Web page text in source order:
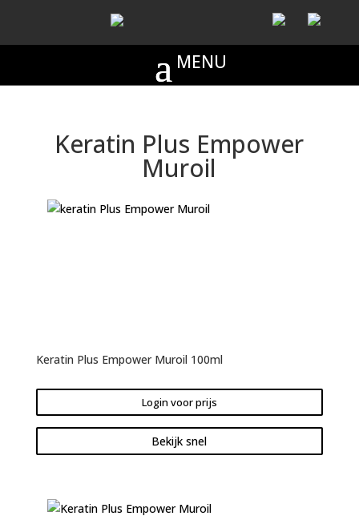
Keratin Plus Empower
Muroil
Keratin Plus Empower Muroil 100ml
Login voor prijs
Bekijk snel